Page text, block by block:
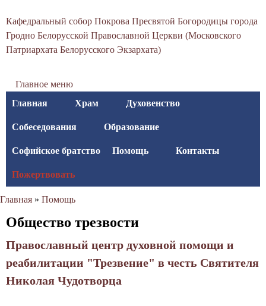
основному
в
я
о
к
р
о
в
с
к
Кафедральный собор Покрова Пресвятой Богородицы города
Гродно Белорусской Православной Церкви (Московского
Патриархата Белорусского Экзархата)
Главное меню
Главная
Храм Духовенство
Собеседования Образование
Софийское братство Помощь Контакты
Пожертвовать
здесь
Главная » Помощь
Общество трезвости
Православный центр духовной помощи и
реабилитации "Трезвение" в честь Святителя
Николая Чудотворца